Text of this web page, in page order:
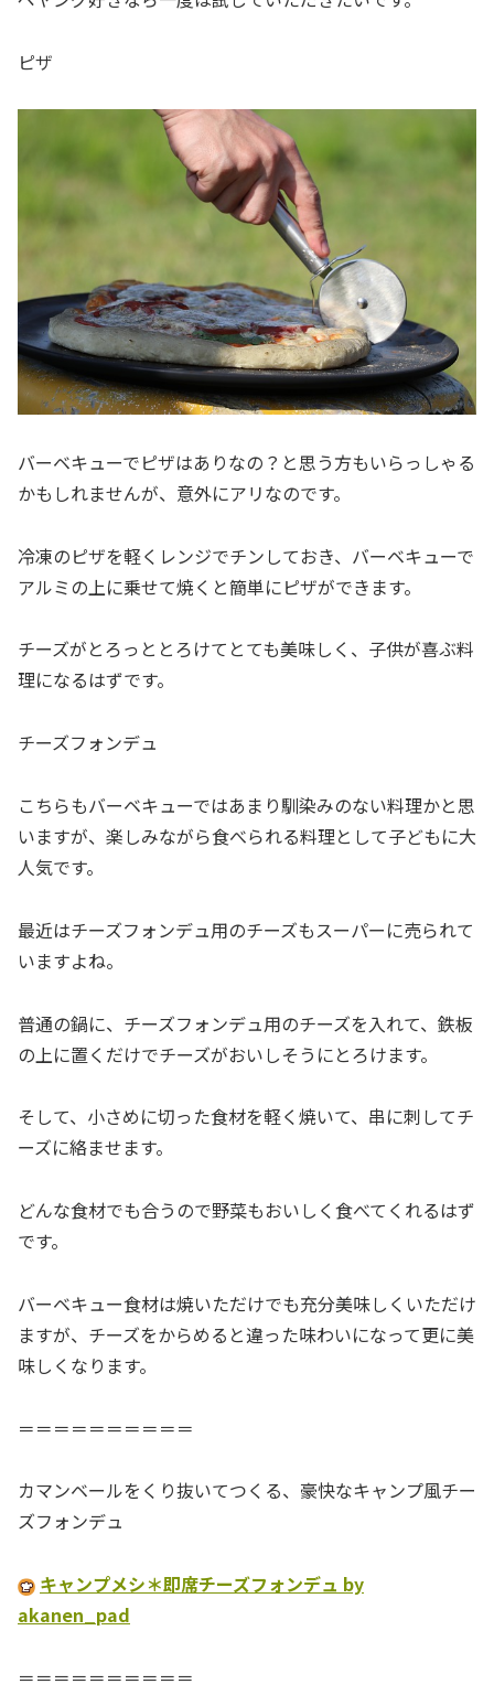
ピザ
バーベキューでピザはありなの？と思う方もいらっしゃる
かもしれませんが、意外にアリなのです。
冷凍のピザを軽くレンジでチンしておき、バーベキューで
アルミの上に乗せて焼くと簡単にピザができます。
チーズがとろっととろけてとても美味しく、子供が喜ぶ料
理になるはずです。
チーズフォンデュ
こちらもバーベキューではあまり馴染みのない料理かと思
いますが、楽しみながら食べられる料理として子どもに大
人気です。
最近はチーズフォンデュ用のチーズもスーパーに売られて
いますよね。
普通の鍋に、チーズフォンデュ用のチーズを入れて、鉄板
の上に置くだけでチーズがおいしそうにとろけます。
そして、小さめに切った食材を軽く焼いて、串に刺してチ
ーズに絡ませます。
どんな食材でも合うので野菜もおいしく食べてくれるはず
です。
バーベキュー食材は焼いただけでも充分美味しくいただけ
ますが、チーズをからめると違った味わいになって更に美
味しくなります。
＝＝＝＝＝＝＝＝＝＝
カマンベールをくり抜いてつくる、豪快なキャンプ風チー
ズフォンデュ
キャンプメシ＊即席チーズフォンデュ by
akanen_pad
＝＝＝＝＝＝＝＝＝＝